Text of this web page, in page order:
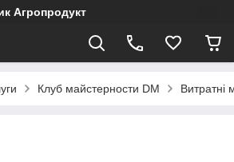
Агропродукт
Клуб майстерности DM Витратні